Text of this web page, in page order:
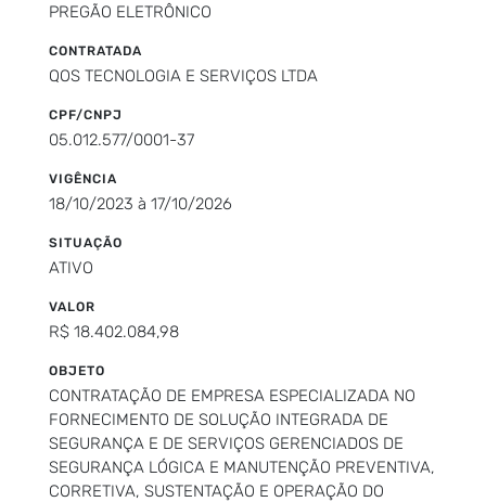
PREGÃO ELETRÔNICO
CONTRATADA
QOS TECNOLOGIA E SERVIÇOS LTDA
CPF/CNPJ
05.012.577/0001-37
VIGÊNCIA
18/10/2023 à 17/10/2026
SITUAÇÃO
ATIVO
VALOR
R$ 18.402.084,98
OBJETO
CONTRATAÇÃO DE EMPRESA ESPECIALIZADA NO
FORNECIMENTO DE SOLUÇÃO INTEGRADA DE
SEGURANÇA E DE SERVIÇOS GERENCIADOS DE
SEGURANÇA LÓGICA E MANUTENÇÃO PREVENTIVA,
CORRETIVA, SUSTENTAÇÃO E OPERAÇÃO DO